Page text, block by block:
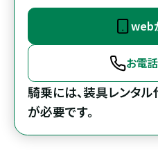
web
お電
騎乗には、装具レンタ
が必要です。